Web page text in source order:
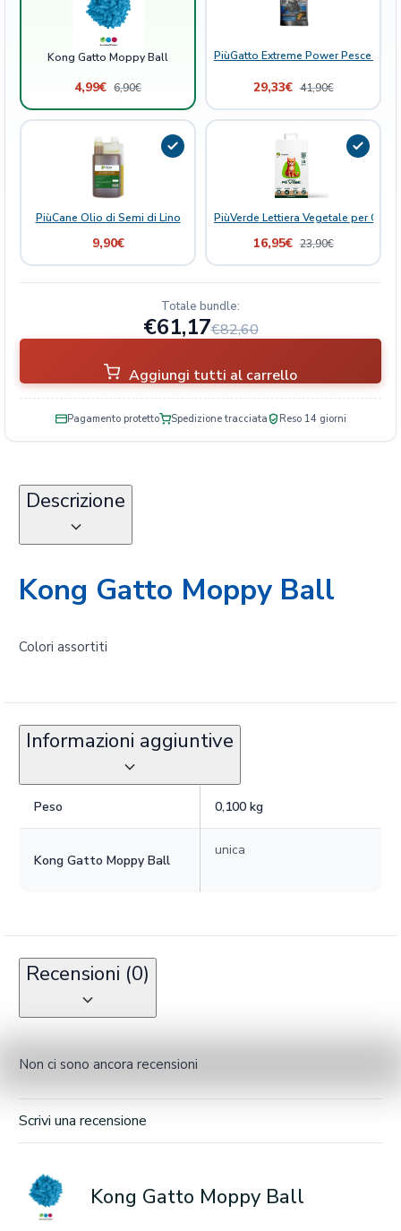
Kong Gatto Moppy Ball
4,99€ 6,90€
PiùGatto Extreme Power Pesce
29,33€ 41,90€
PiùCane Olio di Semi di Lino
9,90€
PiùVerde Lettiera Vegetale per Gatti
16,95€ 23,90€
Totale bundle:
€61,17€82,60
Aggiungi tutti al carrello
Pagamento protetto Spedizione tracciata Reso 14 giorni
Descrizione
Kong Gatto Moppy Ball
Colori assortiti
Informazioni aggiuntive
Peso 0,100 kg
Kong Gatto Moppy Ball
unica
Recensioni (0)
Non ci sono ancora recensioni
Scrivi una recensione
Kong Gatto Moppy Ball